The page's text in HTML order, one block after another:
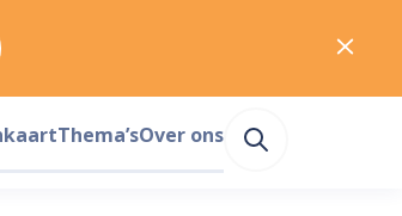
Thema’sOver ons